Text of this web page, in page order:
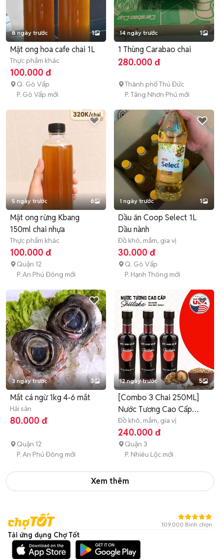
8 ngày trước 1
Mật ong hoa cafe chai 1L
Thực phẩm khác
100.000 đ
Q. Gò Vấp
P. Gò Vấp mới
14 ngày trước 1
1 Thùng Carabao chai
280.000 đ
Thành phố Thủ Đức
P. Tăng Nhơn Phú mới
5 ngày trước 6
Mật ong rừng Kbang
150ml chai nhựa
Thực phẩm khác
100.000 đ
Quận 12
P. An Phú Đông mới
1 ngày trước 1
Dầu ăn Coop Select 1L
Dầu nành
Đồ khô, mắm, gia vị
30.000 đ
Q. Gò Vấp
P. Hạnh Thông mới
3 ngày trước 3
Mắt cá ngừ 1kg 4-6 mắt
Hải sản
80.000 đ
Quận 12
P. An Phú Đông mới
12 ngày trước 5
[Combo 3 Chai 250ML]
Nước Tương Cao Cấp
Shiitake
Đồ khô, mắm, gia vị
240.000 đ
Quận 3
P. Nhiêu Lộc mới
Xem thêm
109.000 Bình chọn
Tải ứng dụng Chợ Tốt